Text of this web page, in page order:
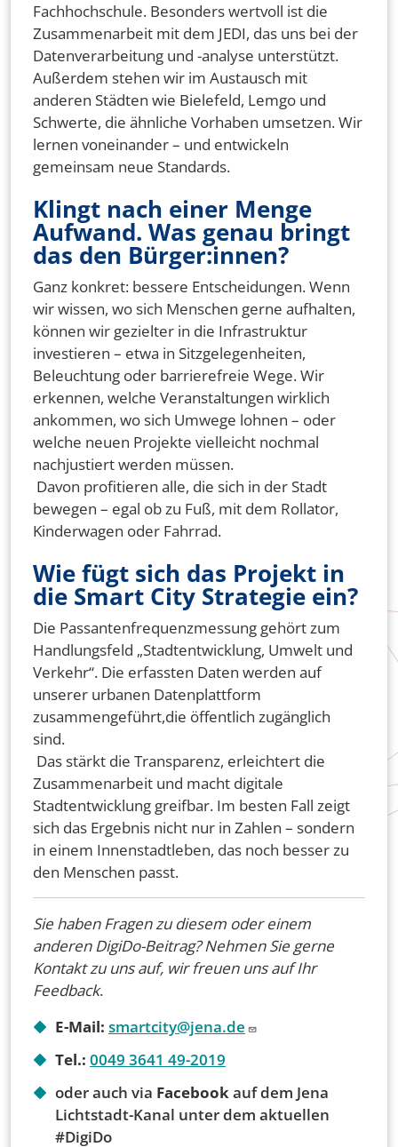
Fachhochschule. Besonders wertvoll ist die
Zusammenarbeit mit dem JEDI, das uns bei der
Datenverarbeitung und -analyse unterstützt.
Außerdem stehen wir im Austausch mit
anderen Städten wie Bielefeld, Lemgo und
Schwerte, die ähnliche Vorhaben umsetzen. Wir
lernen voneinander – und entwickeln
gemeinsam neue Standards.
Klingt nach einer Menge
Aufwand. Was genau bringt
das den Bürger:innen?
Ganz konkret: bessere Entscheidungen. Wenn
wir wissen, wo sich Menschen gerne aufhalten,
können wir gezielter in die Infrastruktur
investieren – etwa in Sitzgelegenheiten,
Beleuchtung oder barrierefreie Wege. Wir
erkennen, welche Veranstaltungen wirklich
ankommen, wo sich Umwege lohnen – oder
welche neuen Projekte vielleicht nochmal
nachjustiert werden müssen.
Davon profitieren alle, die sich in der Stadt
bewegen – egal ob zu Fuß, mit dem Rollator,
Kinderwagen oder Fahrrad.
Wie fügt sich das Projekt in
die Smart City Strategie ein?
Die Passantenfrequenzmessung gehört zum
Handlungsfeld „Stadtentwicklung, Umwelt und
Verkehr“. Die erfassten Daten werden auf
unserer urbanen Datenplattform
zusammengeführt,die öffentlich zugänglich
sind.
Das stärkt die Transparenz, erleichtert die
Zusammenarbeit und macht digitale
Stadtentwicklung greifbar. Im besten Fall zeigt
sich das Ergebnis nicht nur in Zahlen – sondern
in einem Innenstadtleben, das noch besser zu
den Menschen passt.
Sie haben Fragen zu diesem oder einem
anderen DigiDo-Beitrag? Nehmen Sie gerne
Kontakt zu uns auf, wir freuen uns auf Ihr
Feedback.
E-Mail: smartcity@jena.de
Tel.: 0049 3641 49-2019
oder auch via Facebook auf dem Jena
Lichtstadt-Kanal unter dem aktuellen
#DigiDo